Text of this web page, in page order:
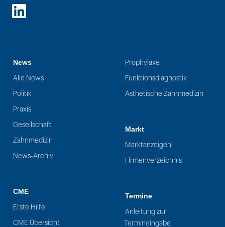
LinkedIn
News
Alle News
Politik
Praxis
Gesellschaft
Zahnmedizin
News-Archiv
CME
Erste Hilfe
CME Übersicht
Prophylaxe
Funktionsdiagnostik
Ästhetische Zahnmedizin
Markt
Marktanzeigen
Firmenverzeichnis
Termine
Anleitung zur
Termineingabe